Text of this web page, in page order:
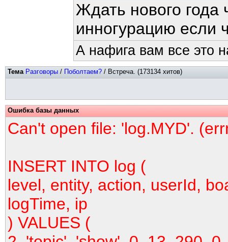
Ждать нового года
инногурацию если
А нафига вам все это
Тема Разговоры / Поболтаем? / Встреча. (173134 хитов)
Ошибка базы данных
Can't open file: 'log.MYD'.
INSERT INTO log (
level, entity, action, userId,
logTime, ip
) VALUES (